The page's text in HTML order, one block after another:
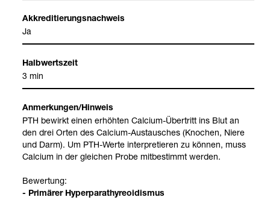
Akkre­di­tie­rungs­nach­weis
Ja
Halb­werts­zeit
3 min
Anmer­kun­gen/Hin­weis
PTH bewirkt einen erhöh­ten Cal­cium-​Über­tritt ins Blut an
den drei Orten des Cal­cium-​Aus­tau­sches (Kno­chen, Niere
und Darm). Um PTH-​Werte inter­pre­tie­ren zu kön­nen, muss
Cal­cium in der glei­chen Probe mit­be­stimmt wer­den.
Bewer­tung:
- Pri­mä­rer Hyper­pa­ra­thy­reo­idis­mus